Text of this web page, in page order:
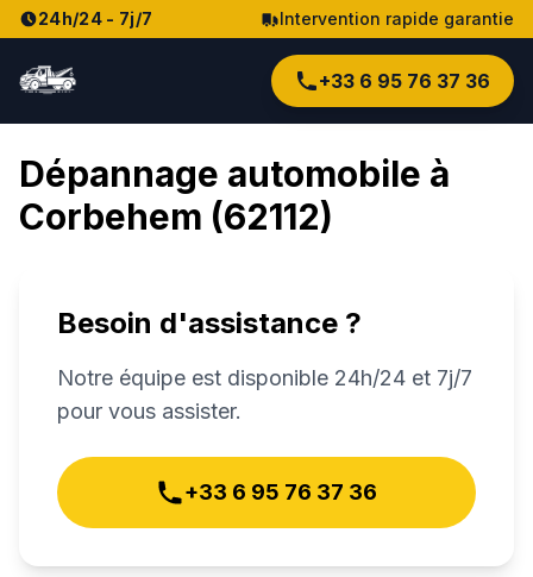
24h/24 - 7j/7 Intervention rapide garantie
+33 6 95 76 37 36
Dépannage automobile à
Corbehem (62112)
Besoin d'assistance ?
Notre équipe est disponible 24h/24 et 7j/7
pour vous assister.
+33 6 95 76 37 36